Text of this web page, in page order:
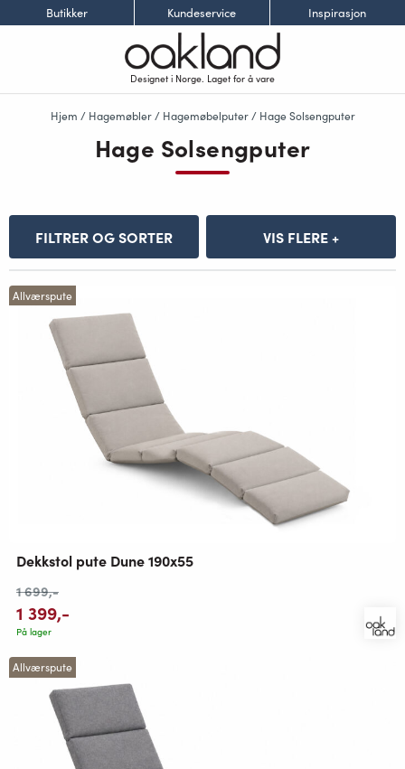
Butikker Kundeservice Inspirasjon
Designet i Norge. Laget for å vare
Hjem / Hagemøbler/ Hagemøbelputer/ Hage Solsengputer
Hage Solsengputer
FILTRER OG SORTER VIS FLERE +
Allværspute
Dekkstol pute Dune 190x55
1 699,-
1 399,-
På lager
Allværspute